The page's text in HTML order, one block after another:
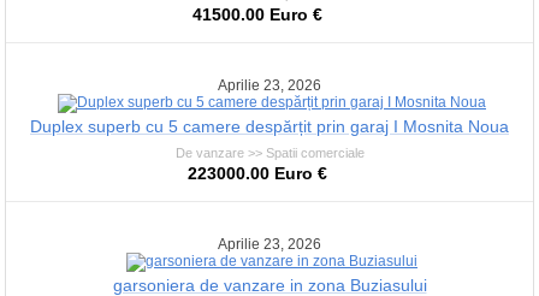
41500.00 Euro €
Aprilie 23, 2026
Duplex superb cu 5 camere despărțit prin garaj I Mosnita Noua
De vanzare >> Spatii comerciale
223000.00 Euro €
Aprilie 23, 2026
garsoniera de vanzare in zona Buziasului